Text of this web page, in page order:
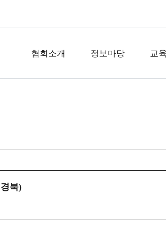
협회소개 정보마당 교
북)